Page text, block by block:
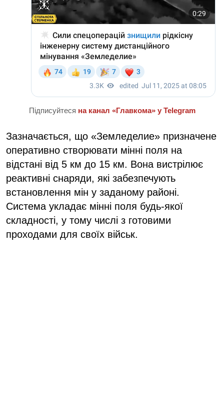
Підписуйтеся на канал «Главкома» у Telegram
Зазначається, що «Земледелие» призначене
оперативно створювати мінні поля на
відстані від 5 км до 15 км. Вона вистрілює
реактивні снаряди, які забезпечують
встановлення мін у заданому районі.
Система укладає мінні поля будь-якої
складності, у тому числі з готовими
проходами для своїх військ.